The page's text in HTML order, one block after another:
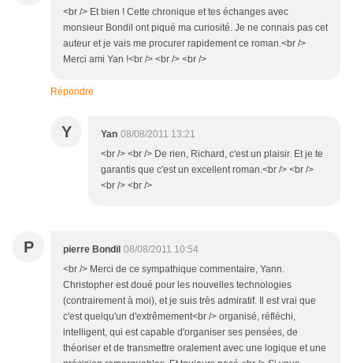
<br /> Et bien ! Cette chronique et tes échanges avec
monsieur Bondil ont piqué ma curiosité. Je ne connais pas cet
auteur et je vais me procurer rapidement ce roman.<br />
Merci ami Yan !<br /> <br /> <br />
Répondre
Y Yan 08/08/2011 13:21
<br /> <br /> De rien, Richard, c'est un plaisir. Et je te
garantis que c'est un excellent roman.<br /> <br />
<br /> <br />
P pierre Bondil 08/08/2011 10:54
<br /> Merci de ce sympathique commentaire, Yann.
Christopher est doué pour les nouvelles technologies
(contrairement à moi), et je suis très admiratif. Il est vrai que
c'est quelqu'un d'extrêmement<br /> organisé, réfléchi,
intelligent, qui est capable d'organiser ses pensées, de
théoriser et de transmettre oralement avec une logique et une